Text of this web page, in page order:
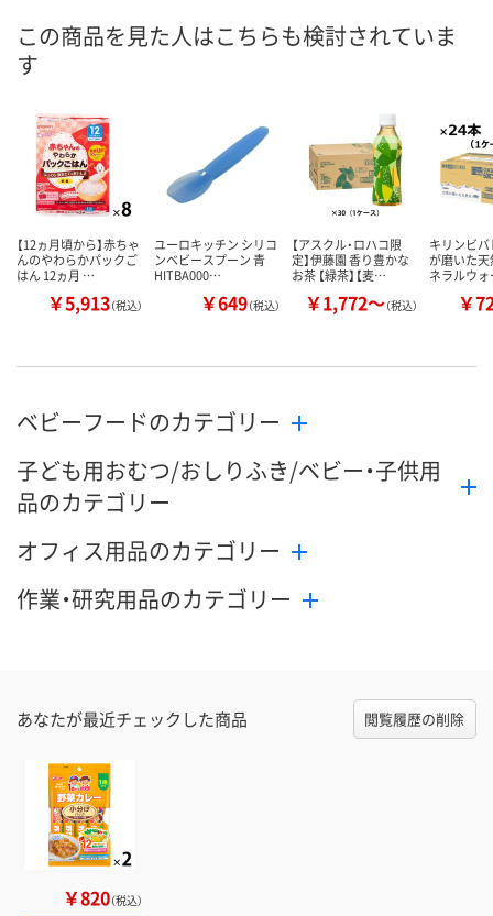
お取り扱い終了しま
お取り扱い終了しま
お取り扱い終
この商品を見た人はこちらも検討されていま
す
【12ヵ月頃から】赤ちゃ
んのやわらかパックご
はん 12ヵ月 …
￥5,913（税込）
ユーロキッチン シリコ
ンベビースプーン 青
HITBA000…
￥649（税込）
【アスクル・ロハコ限
定】伊藤園 香り豊かな
お茶 【緑茶】【麦…
￥1,772～（税込）
キリンビ
が磨いた天
ネラルウ
￥
ベビーフードのカテゴリー
子ども用おむつ/おしりふき/ベビー・子供用
品のカテゴリー
オフィス用品のカテゴリー
作業・研究用品のカテゴリー
あなたが最近チェックした商品 閲覧履歴の削除
￥820（税込）